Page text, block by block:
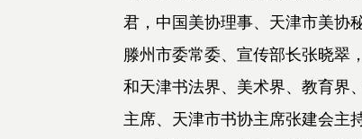
君，中国美协理事、天津市美协
滕州市委常委、宣传部长张晓翠
和天津书法界、美术界、教育界
主席、天津市书协主席张建会主持